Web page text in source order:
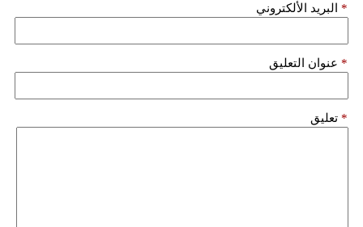
البريد الألكتروني *
عنوان التعليق *
تعليق *